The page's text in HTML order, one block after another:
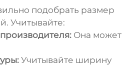
подобрать размер
. Учитывайте:
Она может
Учитывайте ширину